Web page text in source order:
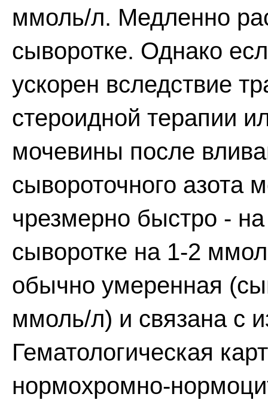
ммоль/л. Медленно
сыворотке. Однако
ускорен вследствие
стероидной терапии
мочевины после
сывороточного азота
чрезмерно быстро -
сыворотке на 1-2
обычно умеренная
ммоль/л) и связана с
Гематологическая
нормохромно-